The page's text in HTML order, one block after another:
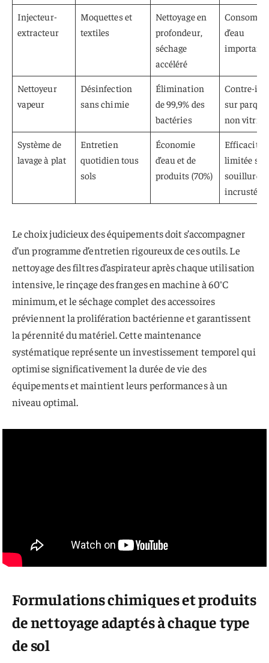
Injecteur-
extracteur
Moquettes et
textiles
Nettoyage en
profondeur,
séchage
accéléré
d’eau
importante
Nettoyeur
vapeur
Désinfection
sans chimie
Élimination
de 99,9% des
bactéries
Contre-
sur
non
Système de
lavage à plat
Entretien
quotidien tous
sols
Économie
d’eau et de
produits (70%)
Efficacité
limitée sur
souillures
incrustées
Le choix judicieux des équipements doit s’accompagner
d’un programme d’entretien rigoureux de ces outils. Le
nettoyage des filtres d’aspirateur après chaque utilisation
intensive, le rinçage des franges en machine à 60°C
minimum, et le séchage complet des accessoires
préviennent la prolifération bactérienne et garantissent
la pérennité du matériel. Cette maintenance
systématique représente un investissement temporel qui
optimise significativement la durée de vie des
équipements et maintient leurs performances à un
niveau optimal.
Formulations chimiques et produits
de nettoyage adaptés à chaque type
de sol